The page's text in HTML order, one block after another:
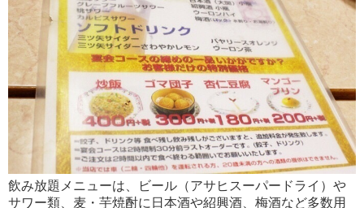
飲み放題メニューは、ビール（アサヒスーパードライ）や
サワー類、麦・芋焼酎に日本酒や紹興酒、梅酒など多数用